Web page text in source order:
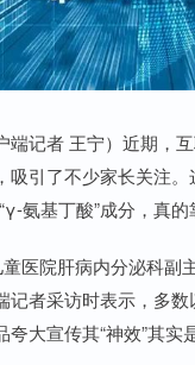
端记者 王宁）近期，
吸引了不少家长关注。
氨基丁酸”成分，真的
医院肝病内分泌科副
记者采访时表示，多
大宣传其“神效”其实